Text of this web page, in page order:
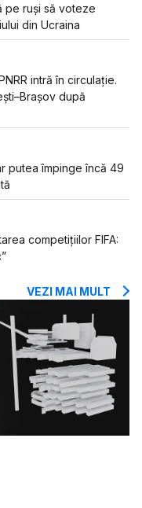
pe ruși să voteze
din Ucraina
intră în circulație.
după
putea împinge încă 49
competițiilor FIFA:
VEZI MAI MULT